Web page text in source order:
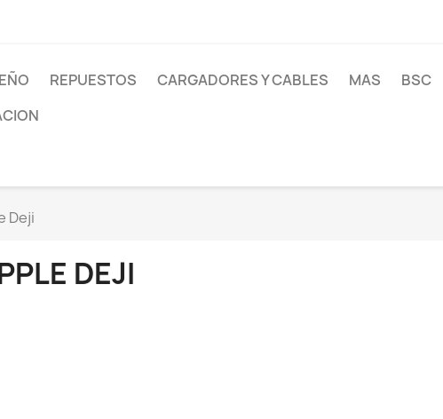
REPUESTOS CARGADORES Y CABLES MAS BSC
Deji
DEJI